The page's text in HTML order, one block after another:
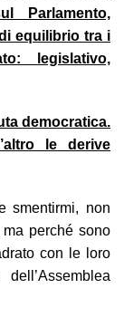
Parlamento,
equilibrio tra i
legislativo,
democratica.
le derive
smentirmi, non
perché sono
con le loro